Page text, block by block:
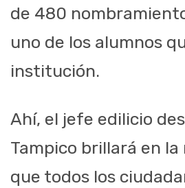
de 480
uno de los alumnos
institución.
Ahí, el jefe edilicio
Tampico brillará en la
que todos los